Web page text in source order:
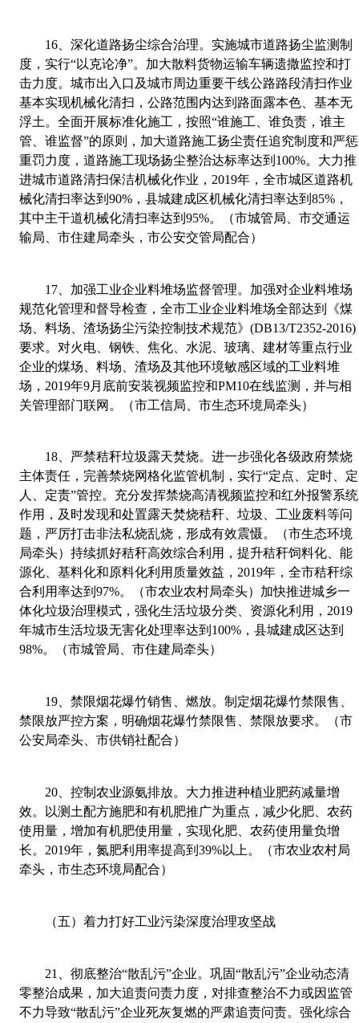
16 、深化道路扬尘综合治理。实施城市道路扬尘监测制
度，实行“以克论净”。加大散料货物运输车辆遗撒监控和打
击力度。城市出入口及城市周边重要干线公路路段清扫作业
基本实现机械化清扫，公路范围内达到路面露本色、基本无
浮土。全面开展标准化施工，按照“谁施工 、谁负责，谁主
管、谁监督”的原则，加大道路施工扬尘责任追究制度和严惩
重罚力度，道路施工现场扬尘整治达标率达到 100%。大力推
进城市道路清扫保洁机械化作业， 2019年，全市城区道路机
械化清扫率达到90% ，县城建成区机械化清扫率达到85% ，
其中主干道机械化清扫率达到95%。（市城管局、市交通运
输局、市住建局牵头，市公安交管局配合）
17
加强工业企业料堆场监督管理。加强对企业料堆场
规范化管理和督导检查，全市工业企业料堆场全部达到《煤
场、料场、渣场扬尘污染控制技术规范》(DB13/T2352-2016)
要求。对火电、钢铁、焦化、水泥、玻璃、建材等重点行业
企业的煤场、料场、渣场及其他环境敏感区域的工业料堆
场， 2019年9月底前安装视频监控和PM10在线监测，并与相
关管理部门联网。（市工信局、市生态环境局牵头）
18
严禁秸秆垃圾露天焚烧。进一步强化各级政府禁烧
主体责任，完善禁烧网格化监管机制，实行“定点、定时、定
人、定责”管控。充分发挥禁烧高清视频监控和红外报警系统
作用，及时发现和处置露天焚烧秸秆、垃圾、工业废料等问
题，严厉打击非法私烧乱烧，形成有效震慑。（市生态环境
局牵头）持续抓好秸秆高效综合利用，提升秸秆饲料化、能
源化、基料化和原料化利用质量效益， 2019年，全市秸秆综
合利用率达到97%。（市农业农村局牵头）加快推进城乡一
体化垃圾治理模式，强化生活垃圾分类、资源化利用， 2019
年城市生活垃圾无害化处理率达到 100% ，县城建成区达到
98%。（市城管局、市住建局牵头）
19 、禁限烟花爆竹销售、燃放。制定烟花爆竹禁限售、
禁限放严控方案，明确烟花爆竹禁限售、禁限放要求。（市
公安局牵头、市供销社配合）
20 、控制农业源氨排放。大力推进种植业肥药减量增
效。以测土配方施肥和有机肥推广为重点，减少化肥、农药
使用量，增加有机肥使用量，实现化肥、农药使用量负增
长。 2019年，氮肥利用率提高到39%以上。（市农业农村局
牵头，市生态环境局配合）
（五）着力打好工业污染深度治理攻坚战
21 、彻底整治“散乱污”企业。巩固“散乱污”企业动态清
零整治成果，加大追责问责力度，对排查整治不力或因监管
不力导致“散乱污”企业死灰复燃的严肃追责问责。强化综合